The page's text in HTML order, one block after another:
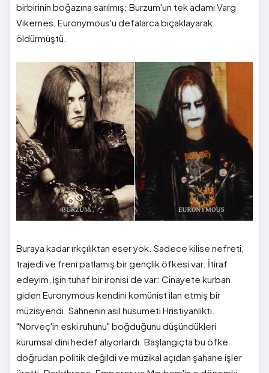
birbirinin boğazına sarılmış; Burzum'un tek adamı Varg
Vikernes, Euronymous'u defalarca bıçaklayarak
öldürmüştü.
Buraya kadar ırkçılıktan eser yok. Sadece kilise nefreti,
trajedi ve freni patlamış bir gençlik öfkesi var. İtiraf
edeyim, işin tuhaf bir ironisi de var: Cinayete kurban
giden Euronymous kendini komünist ilan etmiş bir
müzisyendi. Sahnenin asıl husumeti Hristiyanlıktı.
"Norveç'in eski ruhunu" boğduğunu düşündükleri
kurumsal dini hedef alıyorlardı. Başlangıçta bu öfke
doğrudan politik değildi ve müzikal açıdan şahane işler